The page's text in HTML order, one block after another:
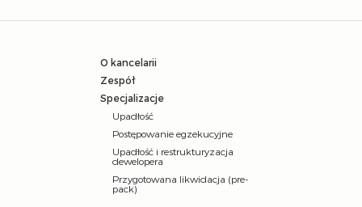
O kancelarii
Zespół
Specjalizacje
Upadłość
Postępowanie egzekucyjne
Upadłość i restrukturyzacja
dewelopera
Przygotowana likwidacja (pre-
pack)